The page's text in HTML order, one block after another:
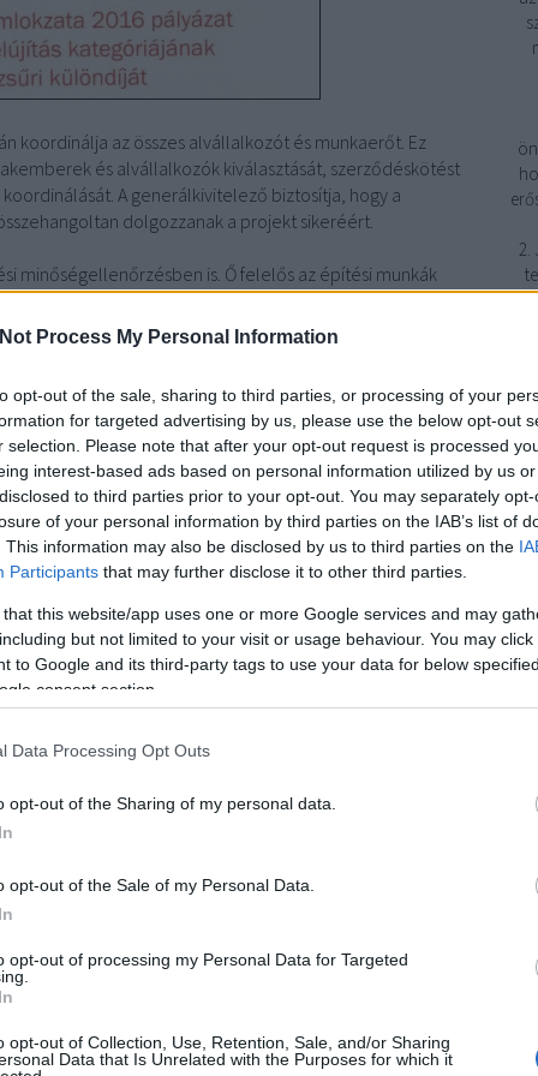
Process My Personal Information
opt-out of the sale, sharing to third parties, or processing of your
for targeted advertising by us, please use the below opt-out
selection. Please note that after your opt-out request is processed
interest-based ads based on personal information utilized by us
to third parties prior to your opt-out. You may separately
of your personal information by third parties on the IAB’s list of
This information may also be disclosed by us to third parties on the
Participants that may further disclose it to other third parties.
that this website/app uses one or more Google services and may
but not limited to your visit or usage behaviour. You may
to Google and its third-party tags to use your data for below
consent section.
Data Processing Opt Outs
opt-out of the Sharing of my personal data.
opt-out of the Sale of my Personal Data.
opt-out of processing my Personal Data for Targeted
opt-out of Collection, Use, Retention, Sale, and/or Sharing
Data that Is Unrelated with the Purposes for which it
koordinálja az összes alvállalkozót és munkaerőt. Ez
és alvállalkozók kiválasztását, szerződéskötést
A generálkivitelező biztosítja, hogy a
dolgozzanak a projekt sikeréért.
minőségellenőrzésben is. Ő felelős az építési munkák
ellenőrzések és tesztek koordinálásáért, valamint a
aktívan részt vesz az építési folyamat
és az előírt szabványok betartását.
riportálás is a generálkivitelező feladatai közé tartozik. Ő
előrehaladásáról, a költségvetési változásokról és a
kommunikáció segít abban, hogy az ügyfél elégedett
építési projektek sikeres lebonyolításában. A
a projektek különböző aspektusait, hogy biztosítsa a
és a szabványoknak megfelelően.
szolgáltatás, amelyben egy építőcég vállalja egy
A generálkivitelező felelős az összes folyamat
betartásáért és az építési minőség
cégek, fejlődés angolul,
2.